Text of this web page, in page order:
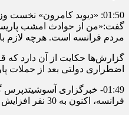
01:50: «دیوید کامرون»
گفت:«من از حوادث امشب
مردم فرانسه است. هرچه لازم
گزارش‌ها حکایت از آن دارد
اضطراری دولتی بعد از حملات
01:49- خبرگزاری
فرانسه، اکنون به 30 نفر افزایش یافته است.